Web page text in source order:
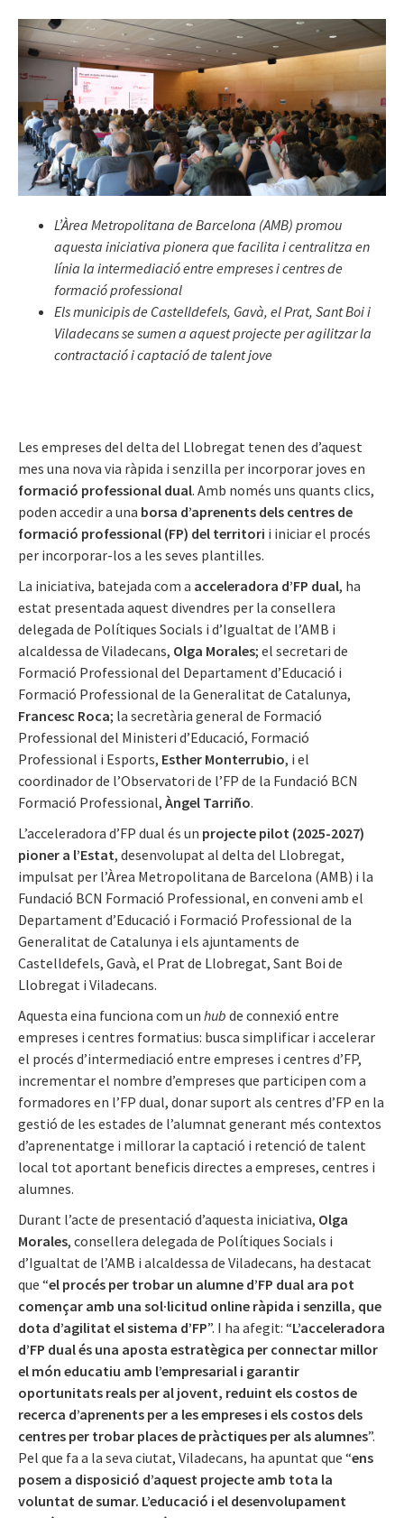
L’Àrea Metropolitana de Barcelona (AMB) promou
aquesta iniciativa pionera que facilita i centralitza en
línia la intermediació entre empreses i centres de
formació professional
Els municipis de Castelldefels, Gavà, el Prat, Sant Boi i
Viladecans se sumen a aquest projecte per agilitzar la
contractació i captació de talent jove
Les empreses del delta del Llobregat tenen des d’aquest
mes una nova via ràpida i senzilla per incorporar joves en
formació professional dual. Amb només uns quants clics,
poden accedir a una borsa d’aprenents dels centres de
formació professional (FP) del territori i iniciar el procés
per incorporar-los a les seves plantilles.
La iniciativa, batejada com a acceleradora d’FP dual, ha
estat presentada aquest divendres per la consellera
delegada de Polítiques Socials i d’Igualtat de l’AMB i
alcaldessa de Viladecans, Olga Morales; el secretari de
Formació Professional del Departament d’Educació i
Formació Professional de la Generalitat de Catalunya,
Francesc Roca; la secretària general de Formació
Professional del Ministeri d’Educació, Formació
Professional i Esports, Esther Monterrubio, i el
coordinador de l’Observatori de l’FP de la Fundació BCN
Formació Professional, Àngel Tarriño.
L’acceleradora d’FP dual és un projecte pilot (2025-2027)
pioner a l’Estat, desenvolupat al delta del Llobregat,
impulsat per l’Àrea Metropolitana de Barcelona (AMB) i la
Fundació BCN Formació Professional, en conveni amb el
Departament d’Educació i Formació Professional de la
Generalitat de Catalunya i els ajuntaments de
Castelldefels, Gavà, el Prat de Llobregat, Sant Boi de
Llobregat i Viladecans.
Aquesta eina funciona com un hub de connexió entre
empreses i centres formatius: busca simplificar i accelerar
el procés d’intermediació entre empreses i centres d’FP,
incrementar el nombre d’empreses que participen com a
formadores en l’FP dual, donar suport als centres d’FP en la
gestió de les estades de l’alumnat generant més contextos
d’aprenentatge i millorar la captació i retenció de talent
local tot aportant beneficis directes a empreses, centres i
alumnes.
Durant l’acte de presentació d’aquesta iniciativa, Olga
Morales, consellera delegada de Polítiques Socials i
d’Igualtat de l’AMB i alcaldessa de Viladecans, ha destacat
que “el procés per trobar un alumne d’FP dual ara pot
començar amb una sol·licitud online ràpida i senzilla, que
dota d’agilitat el sistema d’FP”. I ha afegit: “L’acceleradora
d’FP dual és una aposta estratègica per connectar millor
el món educatiu amb l’empresarial i garantir
oportunitats reals per al jovent, reduint els costos de
recerca d’aprenents per a les empreses i els costos dels
centres per trobar places de pràctiques per als alumnes”.
Pel que fa a la seva ciutat, Viladecans, ha apuntat que “ens
posem a disposició d’aquest projecte amb tota la
voluntat de sumar. L’educació i el desenvolupament